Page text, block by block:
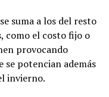
suma a los del resto
como el costo fijo o
provocando
potencian además
invierno.